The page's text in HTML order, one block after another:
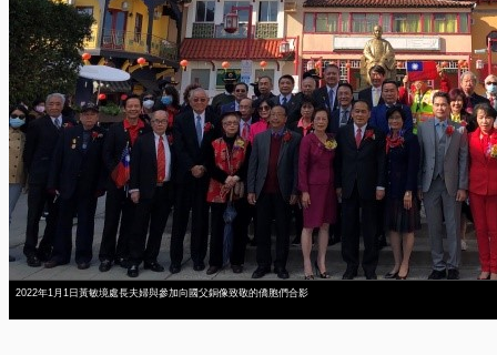
2022年1月1日黃敏境處長夫婦與參加向國父銅像致敬的僑胞們合影